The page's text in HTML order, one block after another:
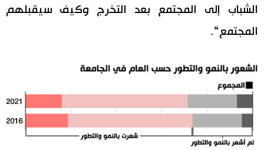
الشباب إلى المجتمع بعد التخرج وكيف سيقبلهم
المجتمع“.